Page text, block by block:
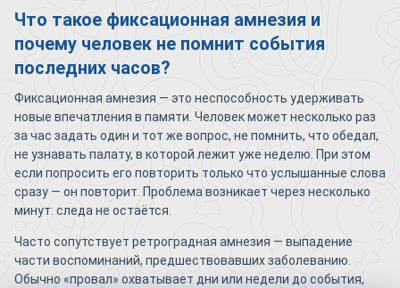
Что такое фиксационная амнезия и
почему человек не помнит события
последних часов?
Фиксационная амнезия — это неспособность удерживать
новые впечатления в памяти. Человек может несколько раз
за час задать один и тот же вопрос, не помнить, что обедал,
не узнавать палату, в которой лежит уже неделю. При этом
если попросить его повторить только что услышанные слова
сразу — он повторит. Проблема возникает через несколько
минут: следа не остаётся.
Часто сопутствует ретроградная амнезия — выпадение
части воспоминаний, предшествовавших заболеванию.
Обычно «провал» охватывает дни или недели до события,